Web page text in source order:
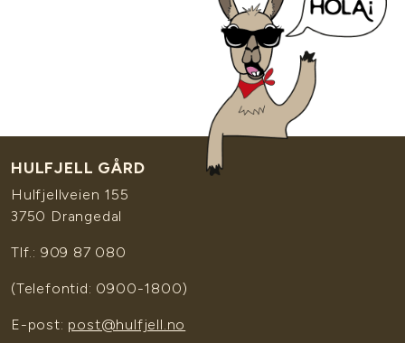
HULFJELL GÅRD
Hulfjellveien 155
3750 Drangedal
Tlf.: 909 87 080
(Telefontid: 0900-1800)
E-post: post@hulfjell.no